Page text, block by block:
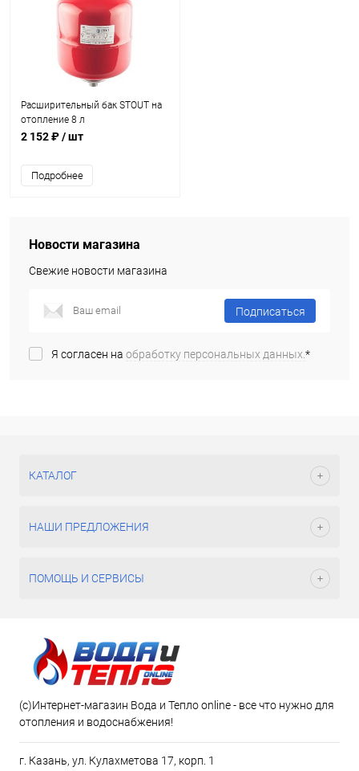
Расширительный бак STOUT на
отопление 8 л
2 152 ₽/ шт
Подробнее
Новости магазина
Свежие новости магазина
Подписаться
Я согласен на обработку персональных данных.*
КАТАЛОГ
НАШИ ПРЕДЛОЖЕНИЯ
ПОМОЩЬ И СЕРВИСЫ
(c)Интернет-магазин Вода и Тепло online - все что нужно для
отопления и водоснабжения!
г. Казань, ул. Кулахметова 17, корп. 1